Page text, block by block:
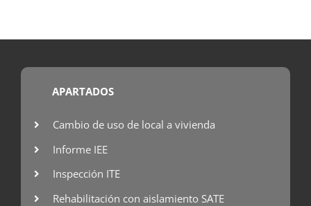
APARTADOS
Cambio de uso de local a vivienda
Informe IEE
Inspección ITE
Rehabilitación con aislamiento SATE